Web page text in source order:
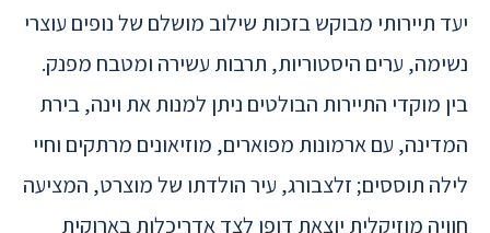
יעד תיירותי מבוקש בזכות שילוב מושלם של נופים עוצרי
נשימה, ערים היסטוריות, תרבות עשירה ומטבח מפנק.
בין מוקדי התיירות הבולטים ניתן למנות את וינה, בירת
המדינה, עם ארמונות מפוארים, מוזיאונים מרתקים וחיי
לילה תוססים; זלצבורג, עיר הולדתו של מוצרט, המציעה
חוויה מוזיקלית יוצאת דופן לצד אדריכלות בארוקית